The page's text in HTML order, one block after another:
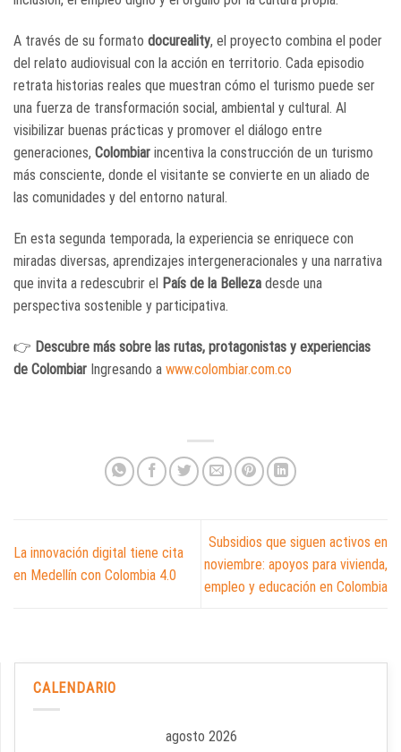
A través de su formato docureality, el proyecto combina el poder
del relato audiovisual con la acción en territorio. Cada episodio
retrata historias reales que muestran cómo el turismo puede ser
una fuerza de transformación social, ambiental y cultural. Al
visibilizar buenas prácticas y promover el diálogo entre
generaciones, Colombiar incentiva la construcción de un turismo
más consciente, donde el visitante se convierte en un aliado de
las comunidades y del entorno natural.
En esta segunda temporada, la experiencia se enriquece con
miradas diversas, aprendizajes intergeneracionales y una narrativa
que invita a redescubrir el País de la Belleza desde una
perspectiva sostenible y participativa.
👉 Descubre más sobre las rutas, protagonistas y experiencias
de Colombiar Ingresando a www.colombiar.com.co
La innovación digital tiene cita
en Medellín con Colombia 4.0
Subsidios que siguen activos en
noviembre: apoyos para vivienda,
empleo y educación en Colombia
CALENDARIO
agosto 2026